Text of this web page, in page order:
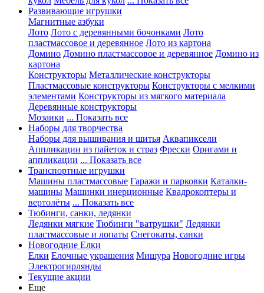
Развивающие игрушки
Магнитные азбуки
Лото Лото с деревянными бочонками Лото
пластмассовое и деревянное Лото из картона
Домино Домино пластмассовое и деревянное Домино из
картона
Конструкторы Металлические конструкторы
Пластмассовые конструкторы Конструкторы с мелкими
элементами Конструкторы из мягкого материала
Деревянные конструкторы
Мозаики ... Показать все
Наборы для творчества
Наборы для вышивания и шитья Аквапиксели
Аппликации из пайеток и страз Фрески Оригами и
аппликации ... Показать все
Транспортные игрушки
Машины пластмассовые Гаражи и парковки Каталки-
машины Машинки инерционные Квадрокоптеры и
вертолёты ... Показать все
Тюбинги, санки, ледянки
Ледянки мягкие Тюбинги "ватрушки" Ледянки
пластмассовые и лопаты Снегокаты, санки
Новогодние Елки
Елки Елочные украшения Мишура Новогодние игры
Электрогирлянды
Текущие акции
Еще